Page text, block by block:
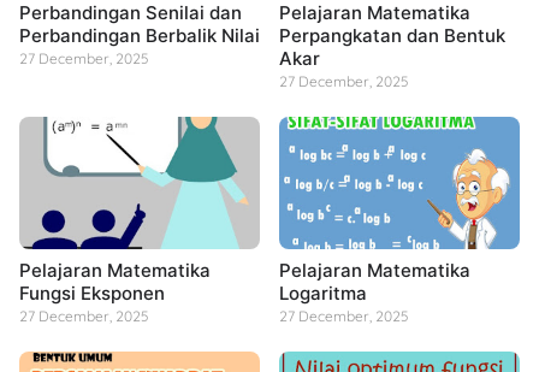
Perbandingan Senilai dan
Perbandingan Berbalik Nilai
27 December, 2025
Pelajaran Matematika
Perpangkatan dan Bentuk
Akar
27 December, 2025
Pelajaran Matematika
Fungsi Eksponen
27 December, 2025
Pelajaran Matematika
Logaritma
27 December, 2025